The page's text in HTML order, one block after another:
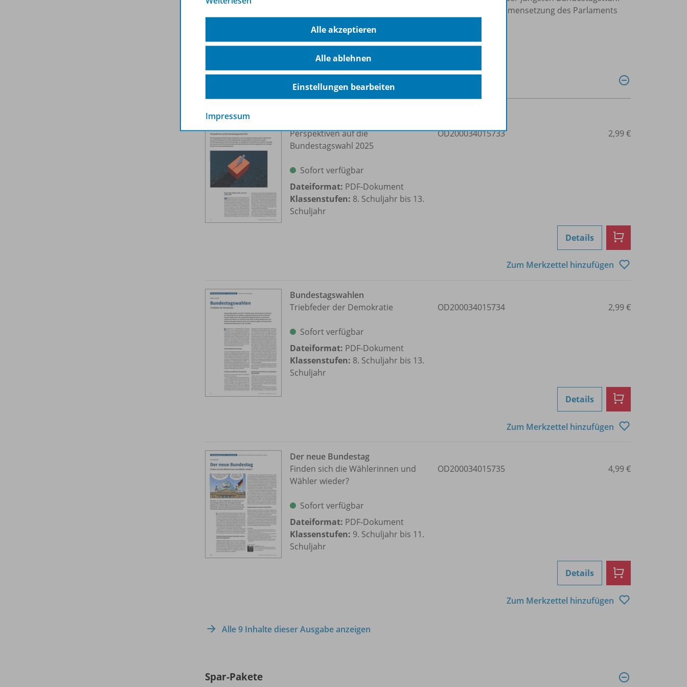
aus. Wahlen gelten zwar als Herzstück der Demokratie, doch die soziale Zusammensetzung des Parlaments
Weitere Inhalte der Ausgabe
Perspektiven auf die
Bundestagswahl 2025
Sofort verfügbar
Dateiformat: PDF-Dokument
Klassenstufen: 8. Schuljahr bis 13.
Schuljahr
OD200034015733 2,99 €
Details
Zum Merkzettel hinzufügen
Bundestagswahlen
Triebfeder der Demokratie
Sofort verfügbar
Dateiformat: PDF-Dokument
Klassenstufen: 8. Schuljahr bis 13.
Schuljahr
OD200034015734 2,99 €
Details
Zum Merkzettel hinzufügen
Der neue Bundestag
Finden sich die Wählerinnen und
Wähler wieder?
Sofort verfügbar
Dateiformat: PDF-Dokument
Klassenstufen: 9. Schuljahr bis 11.
Schuljahr
OD200034015735 4,99 €
Details
Zum Merkzettel hinzufügen
Alle 9 Inhalte dieser Ausgabe anzeigen
Spar-Pakete
Alle akzeptieren
Alle ablehnen
Einstellungen bearbeiten
Impressum